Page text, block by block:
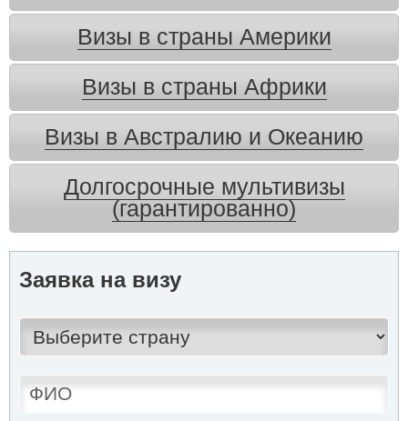
Визы в страны Америки
Визы в страны Африки
Визы в Австралию и Океанию
Долгосрочные мультивизы
(гарантированно)
Заявка на визу